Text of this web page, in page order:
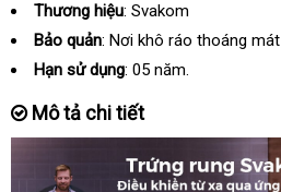
Thương hiệu: Svakom
Bảo quản: Nơi khô ráo thoáng mát
Hạn sử dụng: 05 năm.
Mô tả chi tiết